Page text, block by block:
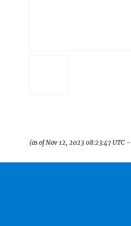
(as of Nov 12, 2023 08:23:47 UTC –